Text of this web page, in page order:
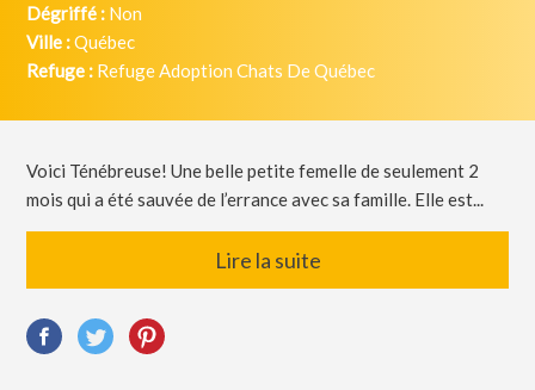
Dégriffé : Non
Ville :Québec
Refuge : Refuge Adoption Chats De Québec
Voici Ténébreuse! Une belle petite femelle de seulement 2
mois qui a été sauvée de l’errance avec sa famille. Elle est...
Lire la suite